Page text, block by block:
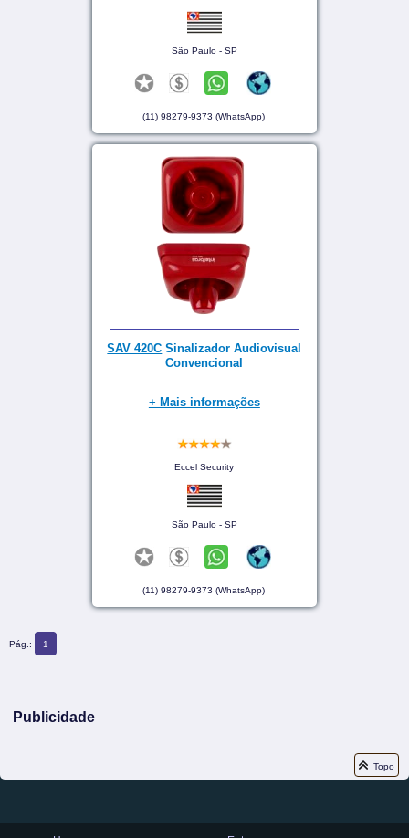
São Paulo - SP
(11) 98279-9373 (WhatsApp)
SAV 420C Sinalizador Audiovisual
Convencional
+ Mais informações
Eccel Security
São Paulo - SP
(11) 98279-9373 (WhatsApp)
Pág.: 1
Publicidade
Topo